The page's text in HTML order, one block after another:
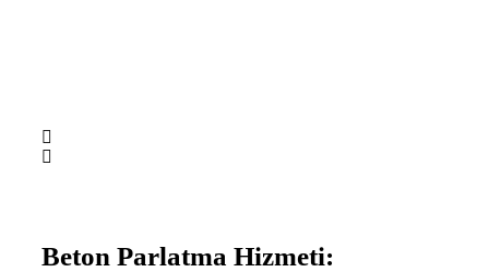
Beton Parlatma Hizmeti: